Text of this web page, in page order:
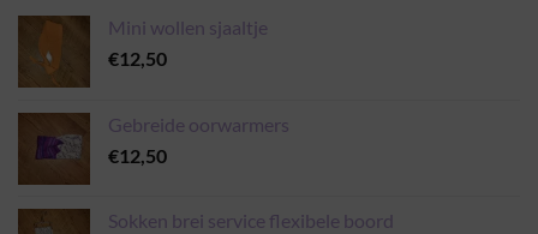
Mini wollen sjaaltje
€12,50
Gebreide oorwarmers
€12,50
Sokken brei service flexibele boord